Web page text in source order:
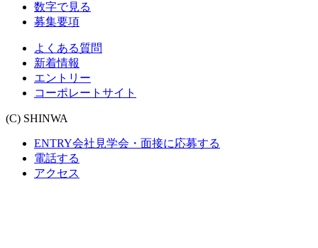
数字で見る
募集要項
よくある質問
新着情報
エントリー
コーポレートサイト
(C) SHINWA
ENTRY会社見学会・面接に応募する
電話する
アクセス